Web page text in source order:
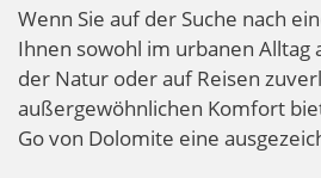
Wenn Sie auf der Suche nach
Ihnen sowohl im urbanen Alltag
der Natur oder auf Reisen
außergewöhnlichen Komfort
Go von Dolomite eine